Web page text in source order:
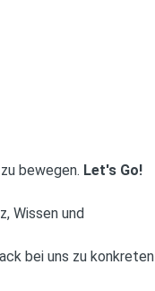
bewegen. Let's Go!
Wissen und
bei uns zu konkreten